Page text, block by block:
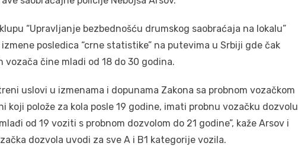
“Upravljanje bezbednošću drumskog saobraćaja na lokalu”
posledica “crne statistike” na putevima u Srbiji gde čak
čine mladi od 18 do 30 godina.
uslovi u izmenama i dopunama Zakona sa probnom vozačkom
koji polože za kola posle 19 godine, imati probnu vozačku dozvolu
od 19 voziti s probnom dozvolom do 21 godine”, kaže Arsov i
dozvola uvodi za sve A i B1 kategorije vozila.